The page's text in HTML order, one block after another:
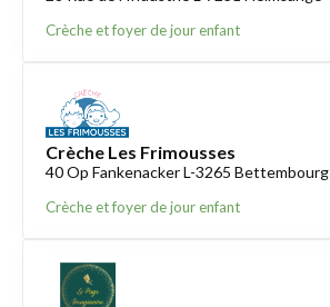
Crèche et foyer de jour enfant
Crèche Les Frimousses
40 Op Fankenacker L-3265 Bettembourg
Crèche et foyer de jour enfant